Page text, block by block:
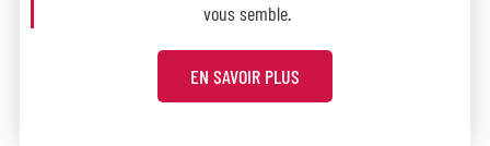
vous semble.
EN SAVOIR PLUS